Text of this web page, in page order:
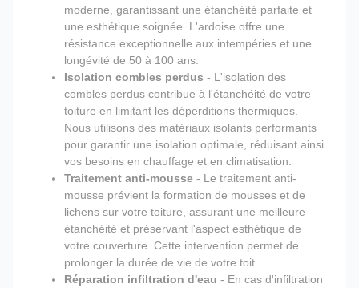
moderne, garantissant une étanchéité parfaite et
une esthétique soignée. L'ardoise offre une
résistance exceptionnelle aux intempéries et une
longévité de 50 à 100 ans.
Isolation combles perdus - L'isolation des
combles perdus contribue à l'étanchéité de votre
toiture en limitant les déperditions thermiques.
Nous utilisons des matériaux isolants performants
pour garantir une isolation optimale, réduisant ainsi
vos besoins en chauffage et en climatisation.
Traitement anti-mousse - Le traitement anti-
mousse prévient la formation de mousses et de
lichens sur votre toiture, assurant une meilleure
étanchéité et préservant l'aspect esthétique de
votre couverture. Cette intervention permet de
prolonger la durée de vie de votre toit.
Réparation infiltration d'eau - En cas d'infiltration